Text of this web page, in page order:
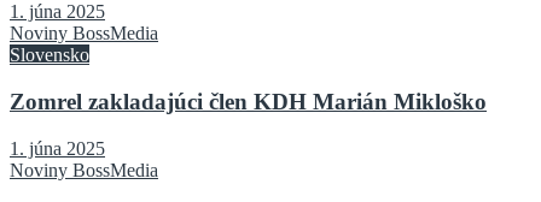
1. júna 2025
Noviny BossMedia
Slovensko
Zomrel zakladajúci člen KDH Marián Mikloško
1. júna 2025
Noviny BossMedia